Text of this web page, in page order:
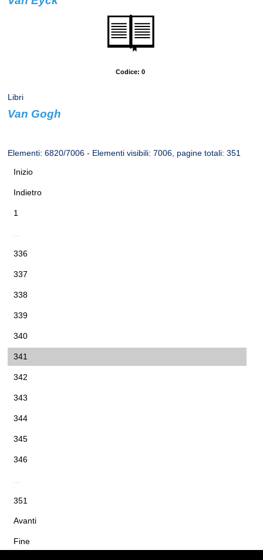
Codice: 0
Libri
Van Gogh
Elementi: 6820/7006 - Elementi visibili: 7006, pagine totali: 351
Inizio
Indietro
1
336
337
338
339
340
341
342
343
344
345
346
351
Avanti
Fine